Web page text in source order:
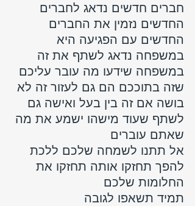
חברים חדשים נדאג לחברים
החדשים נזמין את החברים
החדשים עם הפגיעה היא
במשפחה נדאג לשתף את זה
במשפחה שידעו מה עובר עליכם
שזה בתוככם הם גם לעזור זה לא
בושה אם זה בין בעל ואישה גם
לשתף שעוד מישהו ישמע את מה
שאתם עוברים
אל תתנו לשמחה שלכם ללכת
להפך תחזקו אותה תחזקו את
החלומות שלכם
תמיד תשאפו לגובה